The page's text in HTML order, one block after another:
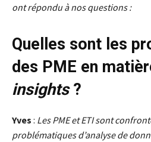
ont répondu à nos questions :
Quelles sont les
des PME en
insights?
Yves : Les PME et ETI sont
problématiques d’analyse de